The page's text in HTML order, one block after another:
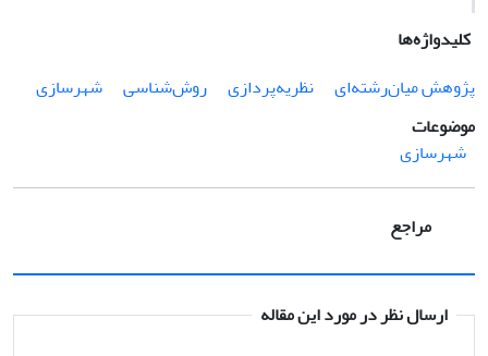
کلیدواژه‌ها
پژوهش میان‌رشته‌ای
نظریه‌پردازی روش‌شناسی
شهرسازی
موضوعات
شهرسازی
مراجع
ارسال نظر در مورد این مقاله